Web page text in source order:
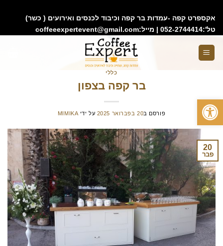
פתח סרגל נגישות
אקספרט קפה -עמדות בר קפה וכיבוד לכנסים ואירועים ( כשר)
טל':052-2744414 | מייל:coffeeexpertevent@gmail.com
כללי
בר קפה בצפון
פורסם ב20 בפברואר 2025 על ידי MIMIKA
20
פבר